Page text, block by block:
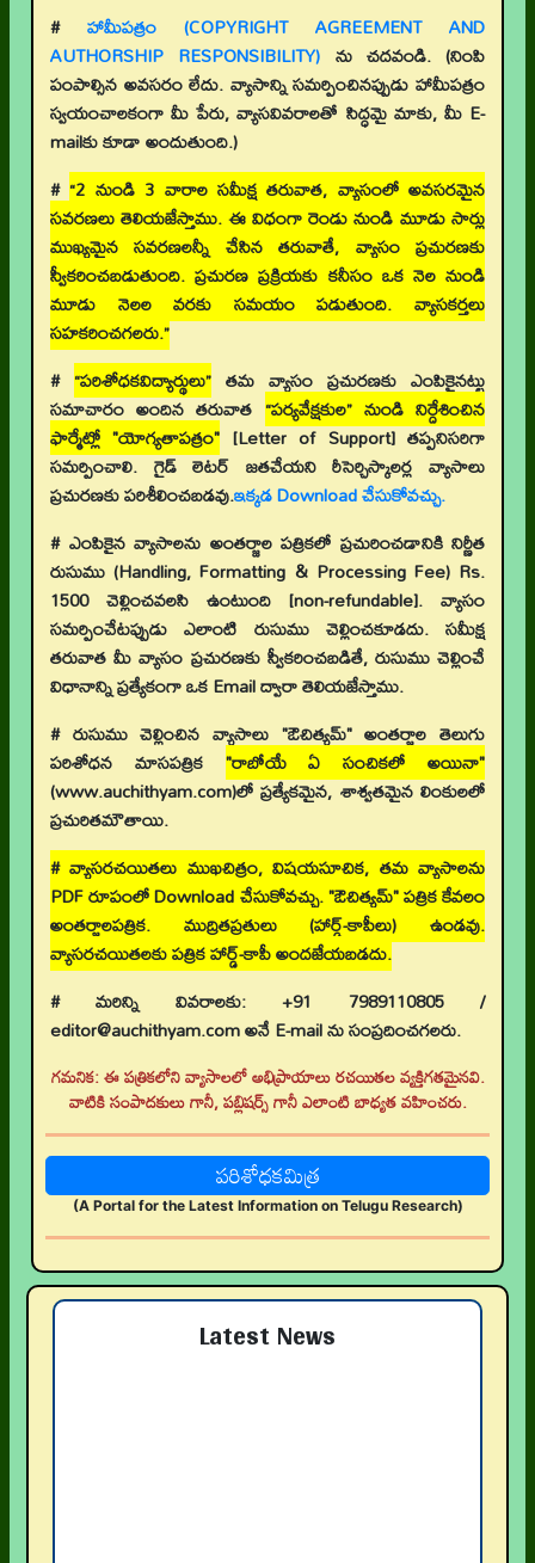
# హామీపత్రం (COPYRIGHT AGREEMENT AND
AUTHORSHIP RESPONSIBILITY) ను చదవండి. (నింపి
పంపాల్సిన అవసరం లేదు. వ్యాసాన్ని సమర్పించినప్పుడు హామీపత్రం
స్వయంచాలకంగా మీ పేరు, వ్యాసవివరాలతో సిద్ధమై మాకు, మీ E-
mailకు కూడా అందుతుంది.)
# “2 నుండి 3 వారాల సమీక్ష తరువాత, వ్యాసంలో అవసరమైన
సవరణలు తెలియజేస్తాము. ఈ విధంగా రెండు నుండి మూడు సార్లు
ముఖ్యమైన సవరణలన్నీ చేసిన తరువాతే, వ్యాసం ప్రచురణకు
స్వీకరించబడుతుంది. ప్రచురణ ప్రక్రియకు కనీసం ఒక నెల నుండి
మూడు నెలల వరకు సమయం పడుతుంది. వ్యాసకర్తలు
సహకరించగలరు.”
# “పరిశోధకవిద్యార్థులు” తమ వ్యాసం ప్రచురణకు ఎంపికైనట్టు
సమాచారం అందిన తరువాత “పర్యవేక్షకుల” నుండి నిర్దేశించిన
ఫార్మేట్లో "యోగ్యతాపత్రం" [Letter of Support]తప్పనిసరిగా
సమర్పించాలి. గైడ్ లెటర్ జతచేయని రీసెర్చిస్కాలర్ల వ్యాసాలు
ప్రచురణకు పరిశీలించబడవు.ఇక్కడ Download చేసుకోవచ్చు.
# ఎంపికైన వ్యాసాలను అంతర్జాల పత్రికలో ప్రచురించడానికి నిర్ణీత
రుసుము (Handling, Formatting & Processing Fee) Rs.
1500 చెల్లించవలసి ఉంటుంది [non-refundable]. వ్యాసం
సమర్పించేటప్పుడు ఎలాంటి రుసుము చెల్లించకూడదు. సమీక్ష
తరువాత మీ వ్యాసం ప్రచురణకు స్వీకరించబడితే, రుసుము చెల్లించే
విధానాన్ని ప్రత్యేకంగా ఒక Email ద్వారా తెలియజేస్తాము.
# రుసుము చెల్లించిన వ్యాసాలు "ఔచిత్యమ్" అంతర్జాల తెలుగు
పరిశోధన మాసపత్రిక "రాబోయే ఏ సంచికలో అయినా"
(www.auchithyam.com)లో ప్రత్యేకమైన, శాశ్వతమైన లింకులలో
ప్రచురితమౌతాయి.
# వ్యాసరచయితలు ముఖచిత్రం, విషయసూచిక, తమ వ్యాసాలను
PDF రూపంలో Download చేసుకోవచ్చు. "ఔచిత్యమ్" పత్రిక కేవలం
అంతర్జాలపత్రిక. ముద్రితప్రతులు (హార్డ్-కాపీలు) ఉండవు.
వ్యాసరచయితలకు పత్రిక హార్డ్-కాపీ అందజేయబడదు.
# మరిన్ని వివరాలకు: +91 7989110805 /
editor@auchithyam.com అనే E-mail ను సంప్రదించగలరు.
గమనిక: ఈ పత్రికలోని వ్యాసాలలో అభిప్రాయాలు రచయితల వ్యక్తిగతమైనవి.
వాటికి సంపాదకులు గానీ, పబ్లిషర్స్ గానీ ఎలాంటి బాధ్యత వహించరు.
పరిశోధకమిత్ర
(A Portal for the Latest Information on Telugu Research)
Latest News